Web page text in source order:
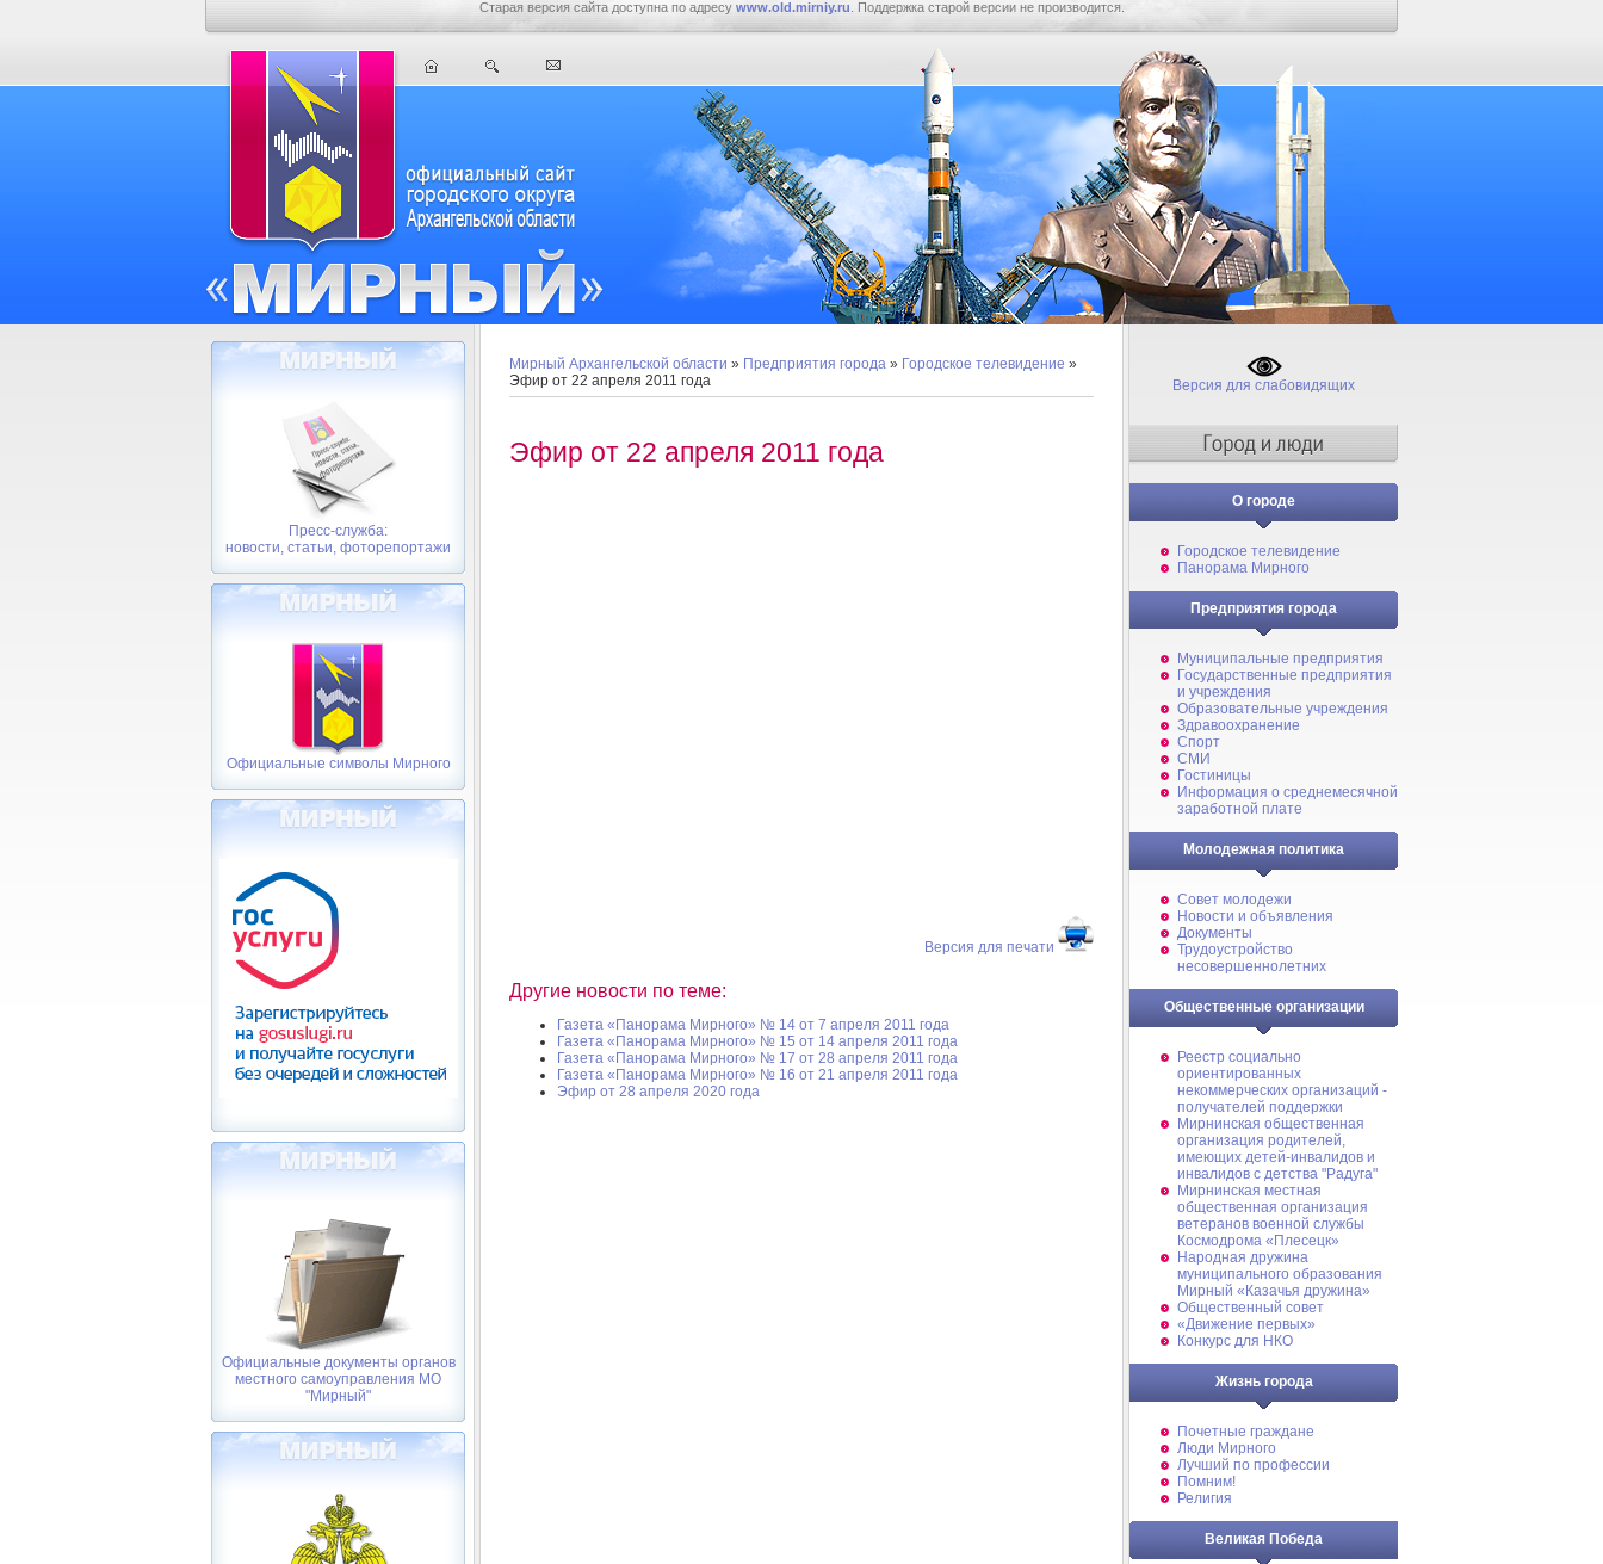
Старая версия сайта доступна по адресу www.old.mirniy.ru . Поддержка старой версии не производится.
Пресс-служба:
новости, статьи, фоторепортажи
Официальные символы Мирного
Официальные документы органов
местного самоуправления МО
"Мирный"
Мирный Архангельской области » Предприятия города » Городское телевидение »
Эфир от 22 апреля 2011 года
Эфир от 22 апреля 2011 года
Версия для печати
Другие новости по теме:
Газета «Панорама Мирного» № 14 от 7 апреля 2011 года
Газета «Панорама Мирного» № 15 от 14 апреля 2011 года
Газета «Панорама Мирного» № 17 от 28 апреля 2011 года
Газета «Панорама Мирного» № 16 от 21 апреля 2011 года
Эфир от 28 апреля 2020 года
Версия для слабовидящих
О городе
Городское телевидение
Панорама Мирного
Предприятия города
Муниципальные предприятия
Государственные предприятия
и учреждения
Образовательные учреждения
Здравоохранение
Спорт
СМИ
Гостиницы
Информация о среднемесячной
заработной плате
Молодежная политика
Совет молодежи
Новости и объявления
Документы
Трудоустройство
несовершеннолетних
Общественные организации
Реестр социально
ориентированных
некоммерческих организаций -
получателей поддержки
Мирнинская общественная
организация родителей,
имеющих детей-инвалидов и
инвалидов с детства "Радуга"
Мирнинская местная
общественная организация
ветеранов военной службы
Космодрома «Плесецк»
Народная дружина
муниципального образования
Мирный «Казачья дружина»
Общественный совет
«Движение первых»
Конкурс для НКО
Жизнь города
Почетные граждане
Люди Мирного
Лучший по профессии
Помним!
Религия
Великая Победа